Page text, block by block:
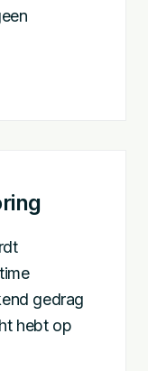
gedrag
hebt op